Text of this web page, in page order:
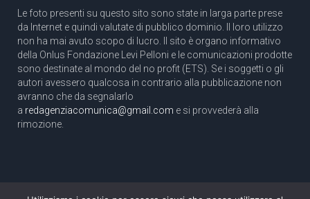
Le foto presenti su questo sito sono state in larga parte prese
da Internet e quindi valutate di pubblico dominio. Il loro utilizzo
non ha mai avuto scopo di lucro. Il sito è organo informativo
della Onlus Fondazione Levi Pelloni e le comunicazioni prodotte
sono destinate al mondo del no profit (ETS). Se i soggetti o gli
autori avessero qualcosa in contrario alla pubblicazione non
avranno che da segnalarlo
a redagenziacomunica@gmail.com e si provvederà alla
rimozione.